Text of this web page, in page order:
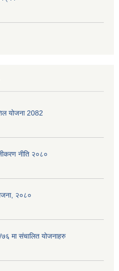
योजना 2082
नीति २०८०
२०८०
मा संचालित योजनाहरु